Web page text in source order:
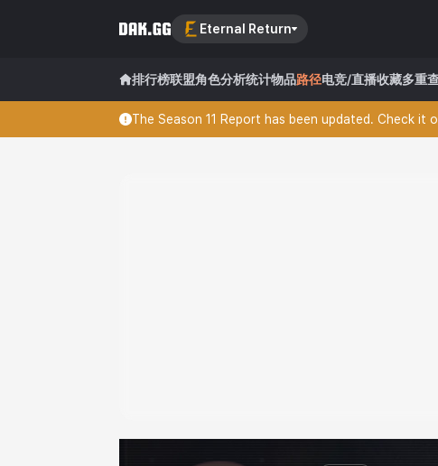
Eternal Return
排行榜联盟角色分析统计物品路径电竞/直播收藏多重
The Season 11 Report has been updated. Check it